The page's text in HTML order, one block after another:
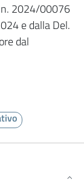
2024/00076
e dalla Del.
dal